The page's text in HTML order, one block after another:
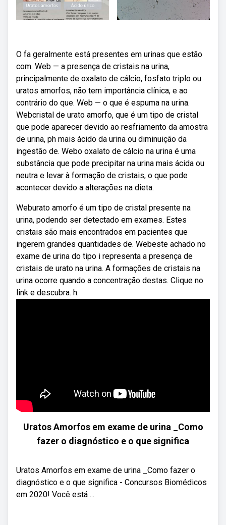
O fa geralmente está presentes em urinas que estão
com. Web — a presença de cristais na urina,
principalmente de oxalato de cálcio, fosfato triplo ou
uratos amorfos, não tem importância clínica, e ao
contrário do que. Web — o que é espuma na urina.
Webcristal de urato amorfo, que é um tipo de cristal
que pode aparecer devido ao resfriamento da amostra
de urina, ph mais ácido da urina ou diminuição da
ingestão de. Webo oxalato de cálcio na urina é uma
substância que pode precipitar na urina mais ácida ou
neutra e levar à formação de cristais, o que pode
acontecer devido a alterações na dieta.
Weburato amorfo é um tipo de cristal presente na
urina, podendo ser detectado em exames. Estes
cristais são mais encontrados em pacientes que
ingerem grandes quantidades de. Webeste achado no
exame de urina do tipo i representa a presença de
cristais de urato na urina. A formações de cristais na
urina ocorre quando a concentração destas. Clique no
link e descubra. h.
Uratos Amorfos em exame de urina _Como
fazer o diagnóstico e o que significa
Uratos Amorfos em exame de urina _Como fazer o
diagnóstico e o que significa - Concursos Biomédicos
em 2020! Você está ...